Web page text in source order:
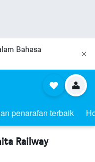
Bahasa
penarafan terbaik
Railway